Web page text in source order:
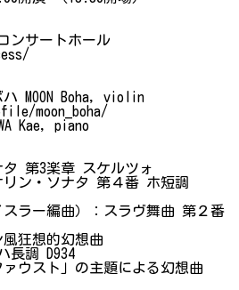
ンサートホール
MOON Boha, violin
moon_boha/
Kae, piano
第3楽章 スケルツォ
リン・ソナタ 第４番 ホ短調
スラー編曲）：スラヴ舞曲 第２番
狂想的幻想曲
長調 D934
ウスト」の主題による幻想曲